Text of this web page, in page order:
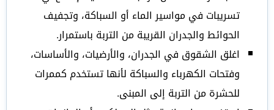
تسريبات في مواسير الماء أو السباكة، وتجفيف
الحوائط والجدران القريبة من التربة باستمرار.
اغلق الشقوق في الجدران، والأرضيات، والأساسات،
وفتحات الكهرباء والسباكة لأنها تستخدم كممرات
للحشرة من التربة إلى المبنى.